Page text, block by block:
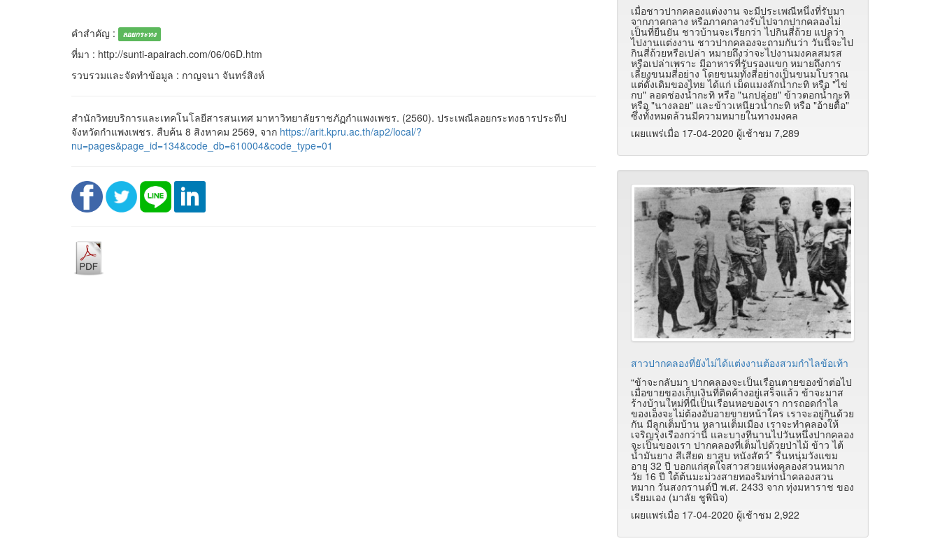
คำสำคัญ : ลอยกระทง
ที่มา : http://sunti-apairach.com/06/06D.htm
รวบรวมและจัดทำข้อมูล : กาญจนา จันทร์สิงห์
สำนักวิทยบริการและเทคโนโลยีสารสนเทศ มาหาวิทยาลัยราชภัฏกำแพงเพชร. (2560). ประเพณีลอยกระทงธารประทีป
จังหวัดกำแพงเพชร. สืบค้น 8 สิงหาคม 2569, จาก https://arit.kpru.ac.th/ap2/local/?
nu=pages&page_id=134&code_db=610004&code_type=01
เมื่อชาวปากคลองแต่งงาน จะมีประเพณีหนึ่งที่รับมา
จากภาคกลาง หรือภาคกลางรับไปจากปากคลองไม่
เป็นที่ยืนยัน ชาวบ้านจะเรียกว่า ไปกินสี่ถ้วย แปลว่า
ไปงานแต่งงาน ชาวปากคลองจะถามกันว่า วันนี้จะไป
กินสี่ถ้วยหรือเปล่า หมายถึงว่าจะไปงานมงคลสมรส
หรือเปล่าเพราะ มีอาหารที่รับรองแขก หมายถึงการ
เลี้ยงขนมสี่อย่าง โดยขนมทั้งสี่อย่างเป็นขนมโบราณ
แต่ดั้งเดิมของไทย ได้แก่ เม็ดแมงลักน้ำกะทิ หรือ "ไข่
กบ" ลอดช่องน้ำกะทิ หรือ "นกปล่อย" ข้าวตอกน้ำกะทิ
หรือ "นางลอย" และข้าวเหนียวน้ำกะทิ หรือ "อ้ายตื้อ"
ซึ่งทั้งหมดล้วนมีความหมายในทางมงคล
เผยแพร่เมื่อ 17-04-2020 ผู้เช้าชม 7,289
สาวปากคลองที่ยังไม่ได้แต่งงานต้องสวมกำไลข้อเท้า
“ข้าจะกลับมา ปากคลองจะเป็นเรือนตายของข้าต่อไป
เมื่อขายของเก็บเงินที่ติดค้างอยู่เสร็จแล้ว ข้าจะมาส
ร้างบ้านใหม่ที่นี่เป็นเรือนหอของเรา การถอดกำไล
ของเอ็งจะไม่ต้องอับอายขายหน้าใคร เราจะอยู่กินด้วย
กัน มีลูกเต็มบ้าน หลานเต็มเมือง เราจะทำคลองให้
เจริญรุ่งเรืองกว่านี้ และบางทีนานไปวันหนึ่งปากคลอง
จะเป็นของเรา ปากคลองที่เต็มไปด้วยป่าไม้ ข้าว ไต้
น้ำมันยาง สีเสียด ยาสูบ หนังสัตว์” รื่นหนุ่มวังแขม
อายุ 32 ปี บอกแก่สุดใจสาวสวยแห่งคลองสวนหมาก
วัย 16 ปี ใต้ต้นมะม่วงสายทองริมท่าน้ำคลองสวน
หมาก วันสงกรานต์ปี พ.ศ. 2433 จาก ทุ่งมหาราช ของ
เรียมเอง (มาลัย ชูพินิจ)
เผยแพร่เมื่อ 17-04-2020 ผู้เช้าชม 2,922